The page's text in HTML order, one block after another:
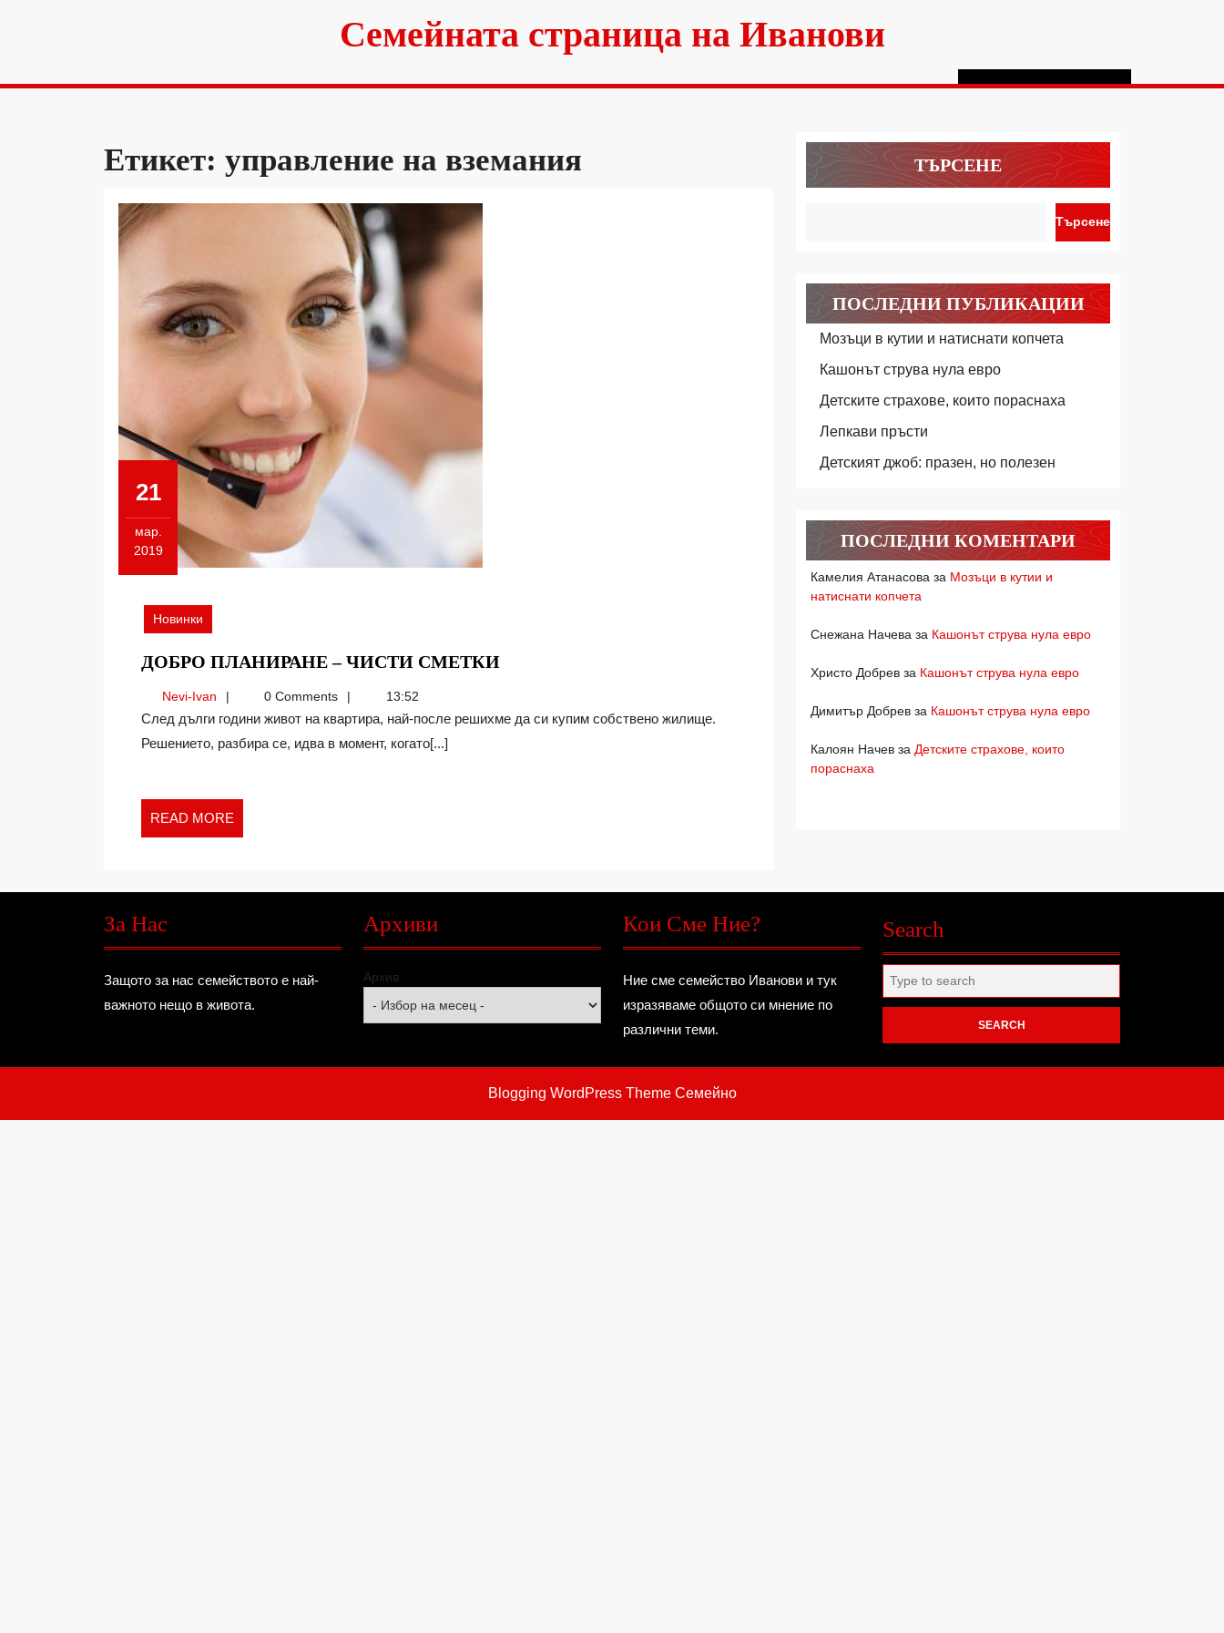
Семейната страница на Иванови
Етикет: управление на вземания
21
мар.
2019
21.03.2019
Новинки
ДОБРО ПЛАНИРАНЕ – ЧИСТИ СМЕТКИДОБРО
ЧИСТИ
Nevi-IvanNevi-
Ivan
0 Comments 13:52
След дълги години живот на квартира, най-после решихме да си купим собствено жилище.
Решението, разбира се, идва в момент, когато[...]
READ MORE
MORE
ТЪРСЕНЕ
Търсене
ПОСЛЕДНИ ПУБЛИКАЦИИ
Мозъци в кутии и натиснати копчета
Кашонът струва нула евро
Детските страхове, които пораснаха
Лепкави пръсти
Детският джоб: празен, но полезен
ПОСЛЕДНИ КОМЕНТАРИ
Камелия Атанасова за Мозъци в кутии и
натиснати копчета
Снежана Начева за Кашонът струва нула евро
Христо Добрев за Кашонът струва нула евро
Димитър Добрев за Кашонът струва нула евро
Калоян Начев за Детските страхове, които
пораснаха
За Нас
Защото за нас семейството е най-
важното нещо в живота.
Архиви
Архив
Кои Сме Ние?
Ние сме семейство Иванови и тук
изразяваме общото си мнение по
различни теми.
Search
for:
Blogging WordPress ThemeСемейно